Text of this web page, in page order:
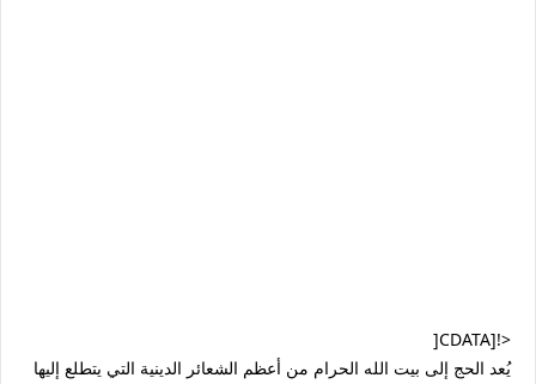
<![CDATA[
يُعد الحج إلى بيت الله الحرام من أعظم الشعائر الدينية التي يتطلع إليها